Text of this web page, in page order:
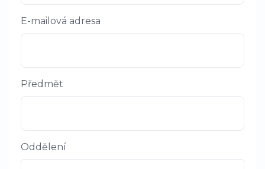
E-mailová adresa
Předmět
Oddělení